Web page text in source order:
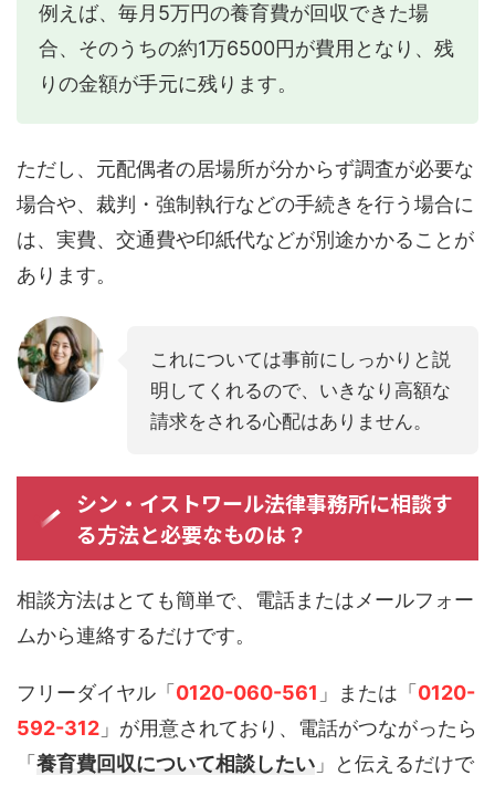
例えば、毎月5万円の養育費が回収できた場
合、そのうちの約1万6500円が費用となり、残
りの金額が手元に残ります。
ただし、元配偶者の居場所が分からず調査が必要な
場合や、裁判・強制執行などの手続きを行う場合に
は、実費、交通費や印紙代などが別途かかることが
あります。
これについては事前にしっかりと説
明してくれるので、いきなり高額な
請求をされる心配はありません。
シン・イストワール法律事務所に相談す
る方法と必要なものは？
相談方法はとても簡単で、電話またはメールフォー
ムから連絡するだけです。
フリーダイヤル「 0120-060-561 」または「 0120-
592-312 」が用意されており、電話がつながったら
「 養育費回収について相談したい 」と伝えるだけで